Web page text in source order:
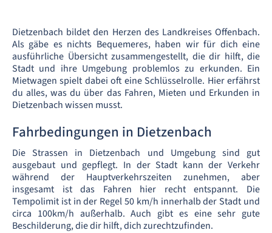
Dietzenbach bildet den Herzen des Landkreises Offenbach.
Als gäbe es nichts Bequemeres, haben wir für dich eine
ausführliche Übersicht zusammengestellt, die dir hilft, die
Stadt und ihre Umgebung problemlos zu erkunden. Ein
Mietwagen spielt dabei oft eine Schlüsselrolle. Hier erfährst
du alles, was du über das Fahren, Mieten und Erkunden in
Dietzenbach wissen musst.
Fahrbedingungen in Dietzenbach
Die Strassen in Dietzenbach und Umgebung sind gut
ausgebaut und gepflegt. In der Stadt kann der Verkehr
während der Hauptverkehrszeiten zunehmen, aber
insgesamt ist das Fahren hier recht entspannt. Die
Tempolimit ist in der Regel 50 km/h innerhalb der Stadt und
circa 100km/h außerhalb. Auch gibt es eine sehr gute
Beschilderung, die dir hilft, dich zurechtzufinden.